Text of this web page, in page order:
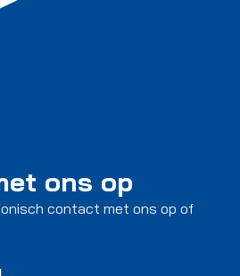
ons op
contact met ons op of